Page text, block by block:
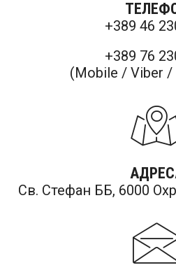
+389 46
+389 76
(Mobile / Viber /
Св. Стефан ББ, 6000